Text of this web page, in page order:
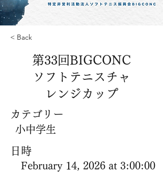
< Back
第33回BIGCONC
ソフトテニスチャ
レンジカップ
​カテゴリー
小中学生
​日時
February 14, 2026 at 3:00:00